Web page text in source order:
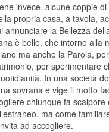
invece, alcune coppie
propria casa, a tavola,
annunciare la Bellezza
è bello, che intorno alla
ma anche la Parola,
per sperimentare
In una società
sovrana e vige il motto
chiunque fa
ma come
ad accogliere.